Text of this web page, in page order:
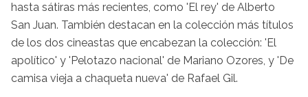
hasta sátiras más recientes, como 'El rey' de Alberto
San Juan. También destacan en la colección más títulos
de los dos cineastas que encabezan la colección: 'El
apolítico' y 'Pelotazo nacional' de Mariano Ozores, y 'De
camisa vieja a chaqueta nueva' de Rafael Gil.